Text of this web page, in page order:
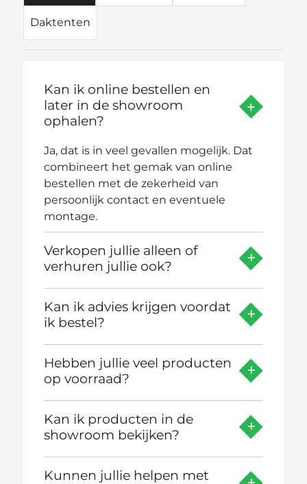
Daktenten
Kan ik online bestellen en
later in de showroom
ophalen?
Ja, dat is in veel gevallen mogelijk. Dat
combineert het gemak van online
bestellen met de zekerheid van
persoonlijk contact en eventuele
montage.
Verkopen jullie alleen of
verhuren jullie ook?
Kan ik advies krijgen voordat
ik bestel?
Hebben jullie veel producten
op voorraad?
Kan ik producten in de
showroom bekijken?
Kunnen jullie helpen met